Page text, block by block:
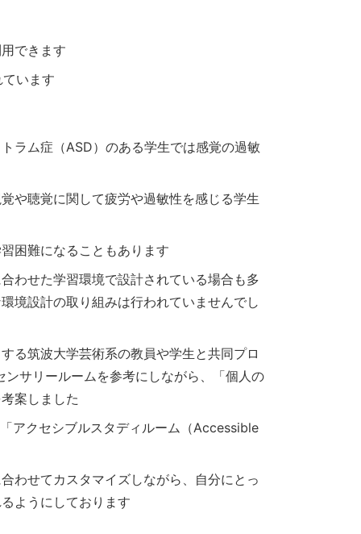
できます
います
ラム症（ASD）のある学生では感覚の過敏
や聴覚に関して疲労や過敏性を感じる学生
困難になることもあります
わせた学習環境で設計されている場合も多
境設計の取り組みは行われていませんでし
る筑波大学芸術系の教員や学生と共同プロ
サリールームを参考にしながら、「個人の
案しました
アクセシブルスタディルーム（Accessible
わせてカスタマイズしながら、自分にとっ
ようにしております